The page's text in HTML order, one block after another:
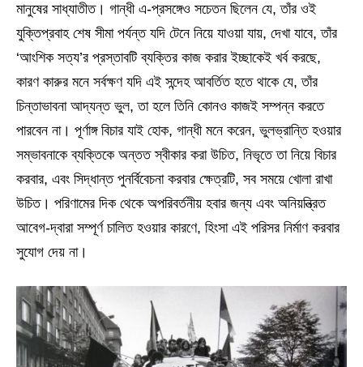
মানুষের সাধ্যাতীত। গান্ধী এ-প্রসঙ্গেও সচেতন ছিলেন যে, তাঁর ওই
যুক্তিপ্রবাহ শেষ সীমা পর্যন্ত যদি টেনে নিয়ে যাওয়া যায়, দেখা যাবে, তাঁর
‘আংশিক সত্য’র প্রস্তাবটি ব্যক্তির কাজ করার ইচ্ছাকেই খর্ব করছে,
কারণ কারুর মনে সর্বক্ষণ যদি এই সন্দেহ আবর্তিত হতে থাকে যে, তাঁর
চিন্তাভাবনা আদ্যন্ত ভুল, তা হলে তিনি কোনও কাজই সম্পন্ন করতে
পারবেন না। পূর্ণাঙ্গ বিচার যাই হোক, গান্ধী মনে করেন, ভুলভ্রান্তি হওয়ার
সম্ভাবনাকে ব্যক্তিকে অন্তত স্বীকার করা উচিত, নিভৃতে তা নিয়ে বিচার
করবার, এবং সিদ্ধান্ত পুনর্বিবেচনা করবার ক্ষেত্রটি, সব সময়ে খোলা রাখা
উচিত। পরিণামের দিক থেকে অপরিবর্তনীয় হবার জন্য এবং অনিয়ন্ত্রিত
আবেগ-দ্বারা সম্পূর্ণ চালিত হওয়ার কারণে, হিংসা এই পরিসর নির্মাণ করবার
সুযোগ দেয় না।